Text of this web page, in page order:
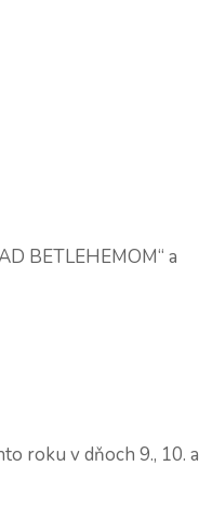
BETLEHEMOM“ a
roku v dňoch 9., 10. a